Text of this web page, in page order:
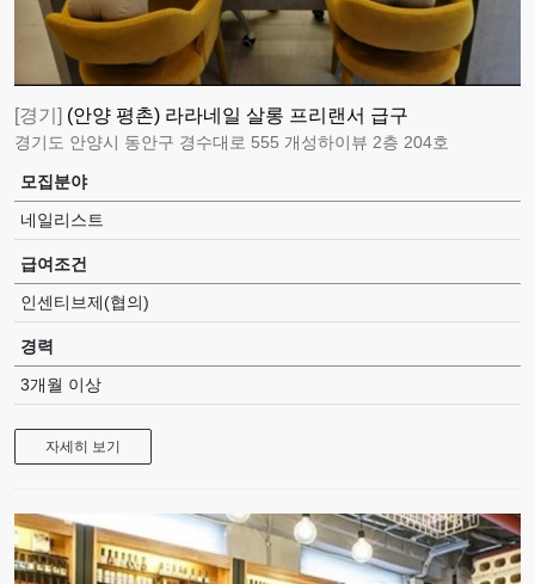
[경기] (안양 평촌) 라라네일 살롱 프리랜서 급구
경기도 안양시 동안구 경수대로 555 개성하이뷰 2층 204호
모집분야
네일리스트
급여조건
인센티브제(협의)
경력
3개월 이상
자세히 보기